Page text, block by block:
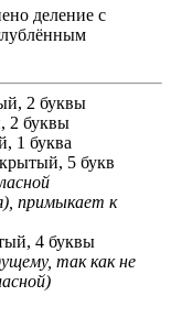
деление с
2 буквы
2 буквы
1 буква
5 букв
примыкает к
4 буквы
так как не